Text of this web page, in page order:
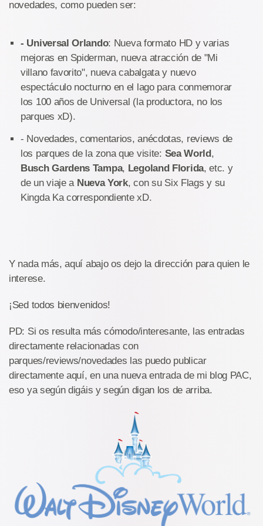
novedades, como pueden ser:
- Universal Orlando: Nueva formato HD y varias
mejoras en Spiderman, nueva atracción de "Mi
villano favorito", nueva cabalgata y nuevo
espectáculo nocturno en el lago para conmemorar
los 100 años de Universal (la productora, no los
parques xD).
- Novedades, comentarios, anécdotas, reviews de
los parques de la zona que visite: Sea World,
Busch Gardens Tampa, Legoland Florida, etc. y
de un viaje aNueva York, con su Six Flags y su
Kingda Ka correspondiente xD.
Y nada más, aquí abajo os dejo la dirección para quien le
interese.
¡Sed todos bienvenidos!
PD: Si os resulta más cómodo/interesante, las entradas
directamente relacionadas con
parques/reviews/novedades las puedo publicar
directamente aquí, en una nueva entrada de mi blog PAC,
eso ya según digáis y según digan los de arriba.